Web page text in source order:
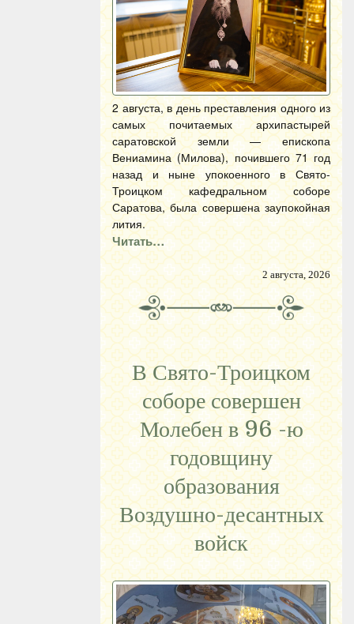
2 августа, в день преставления одного из
самых почитаемых архипастырей
саратовской земли — епископа
Вениамина (Милова), почившего 71 год
назад и ныне упокоенного в Свято-
Троицком кафедральном соборе
Саратова, была совершена заупокойная
лития.
Читать…
2 августа, 2026
В Свято-Троицком
соборе совершен
Молебен в 96 -ю
годовщину
образования
Воздушно-десантных
войск